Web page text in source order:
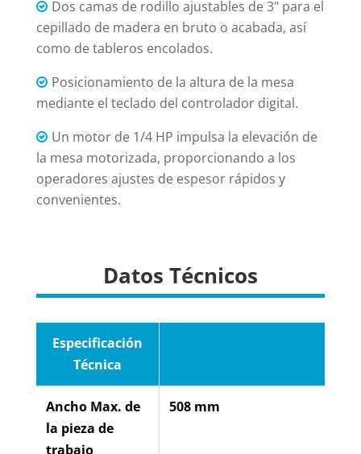
Dos camas de rodillo ajustables de 3" para el
cepillado de madera en bruto o acabada, así
como de tableros encolados.
Posicionamiento de la altura de la mesa
mediante el teclado del controlador digital.
Un motor de 1/4 HP impulsa la elevación de
la mesa motorizada, proporcionando a los
operadores ajustes de espesor rápidos y
convenientes.
Datos Técnicos
Especificación
Técnica
Ancho Max. de
la pieza de
trabajo
508 mm